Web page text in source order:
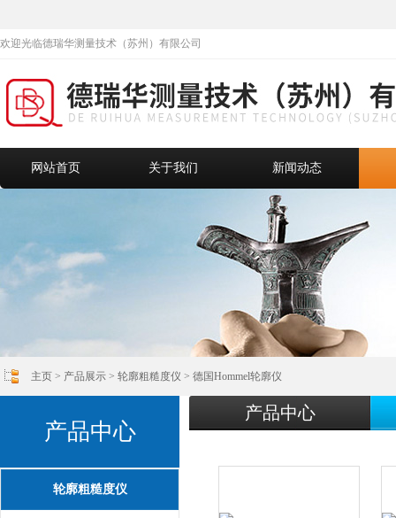
欢迎光临德瑞华测量技术（苏州）有限公司
网站首页 关于我们 新闻动态
主页 > 产品展示 > 轮廓粗糙度仪 > 德国Hommel轮廓仪
产品中心
轮廓粗糙度仪
产品中心